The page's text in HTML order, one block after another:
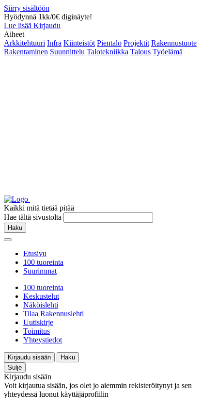
Siirry sisältöön
Hyödynnä 1kk/0€ diginäyte!
Lue lisää Kirjaudu
Aiheet
Arkkitehtuuri Infra Kiinteistöt Pientalo Projektit Rakennustuote
Rakentaminen Suunnittelu Talotekniikka Talous Työelämä
Kaikki mitä tietää pitää
Hae tältä sivustolta
Haku
Etusivu
100 tuoreinta
Suurimmat
100 tuoreinta
Keskustelut
Näköislehti
Tilaa Rakennuslehti
Uutiskirje
Toimitus
Yhteystiedot
Kirjaudu sisään
Haku
Sulje
Kirjaudu sisään
Voit kirjautua sisään, jos olet jo aiemmin rekisteröitynyt ja sen
yhteydessä luonut käyttäjäprofiilin